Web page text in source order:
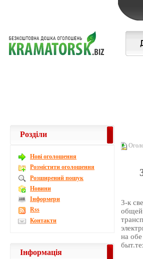
3-к
общей
на
Розділи
Новi оголошення
Розмістити оголошення
Розширений пошук
Новини
Інформери
Rss
Контакти
Інформація